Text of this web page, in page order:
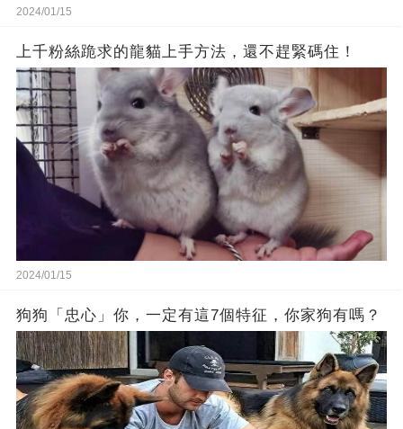
2024/01/15
上千粉絲跪求的龍貓上手方法，還不趕緊碼住！
2024/01/15
狗狗「忠心」你，一定有這7個特征，你家狗有嗎？